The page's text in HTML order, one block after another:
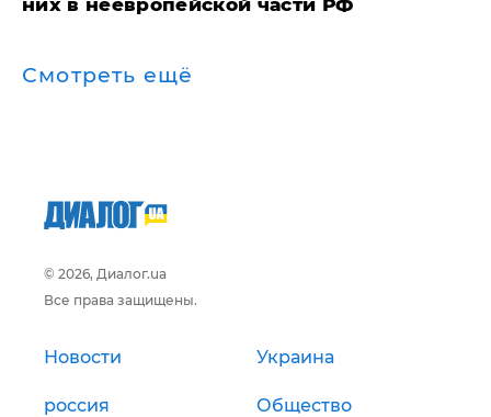
них в неевропейской части РФ
Смотреть ещё
© 2026, Диалог.ua
Все права защищены.
Новости Украина
россия Общество